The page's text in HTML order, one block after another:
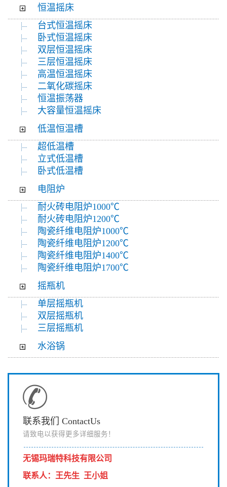
恒温摇床
台式恒温摇床
卧式恒温摇床
双层恒温摇床
三层恒温摇床
高温恒温摇床
二氧化碳摇床
恒温振荡器
大容量恒温摇床
低温恒温槽
超低温槽
立式低温槽
卧式低温槽
电阻炉
耐火砖电阻炉1000℃
耐火砖电阻炉1200℃
陶瓷纤维电阻炉1000℃
陶瓷纤维电阻炉1200℃
陶瓷纤维电阻炉1400℃
陶瓷纤维电阻炉1700℃
摇瓶机
单层摇瓶机
双层摇瓶机
三层摇瓶机
水浴锅
联系我们 ContactUs
请致电以获得更多详细服务！
无锡玛瑞特科技有限公司
联系人 ： 王先生 王小姐